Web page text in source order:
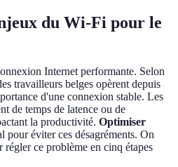
du Wi-Fi pour le
Internet performante. Selon
travailleurs belges opèrent depuis
d'une connexion stable. Les
de temps de latence ou de
la productivité. Optimiser
pour éviter ces désagréments. On
régler ce problème en cinq étapes